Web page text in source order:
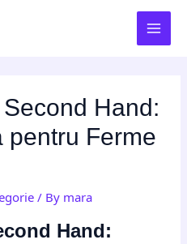
Hand:
pentru Ferme
/ By mara
Hand: